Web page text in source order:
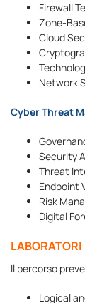
Firewall
Zone-
Cloud
Network
Cyber Threat
Security
Threat
Endpoint
Risk
Digital
LABORATORI
Il percorso
Logical